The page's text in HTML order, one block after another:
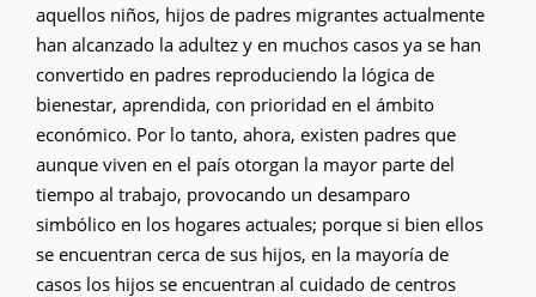
aquellos niños, hijos de padres migrantes actualmente
han alcanzado la adultez y en muchos casos ya se han
convertido en padres reproduciendo la lógica de
bienestar, aprendida, con prioridad en el ámbito
económico. Por lo tanto, ahora, existen padres que
aunque viven en el país otorgan la mayor parte del
tiempo al trabajo, provocando un desamparo
simbólico en los hogares actuales; porque si bien ellos
se encuentran cerca de sus hijos, en la mayoría de
casos los hijos se encuentran al cuidado de centros